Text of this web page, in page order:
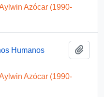
Azócar (1990-
Humanos
Azócar (1990-